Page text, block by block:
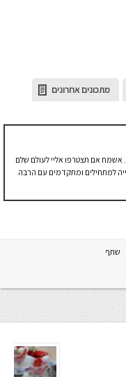
מתכונים אחרונים
אשמח אם תצטרפו אליי לעולם שלם
למתחילים ומתקדמים עם הרבה
שתף